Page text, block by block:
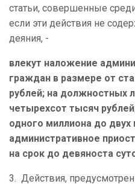
статьи, совершенные
если эти действия не
деяния, -
влекут наложение
граждан в размере от
рублей; на должностных
четырехсот тысяч
одного миллиона до двух
административное
на срок до девяноста
3. Действия,